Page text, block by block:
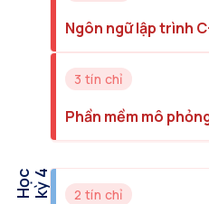
Ngôn ngữ lập trình
3 tín chỉ
Phần mềm mô
H
ọ
c
k
ỳ4 2 tín chỉ